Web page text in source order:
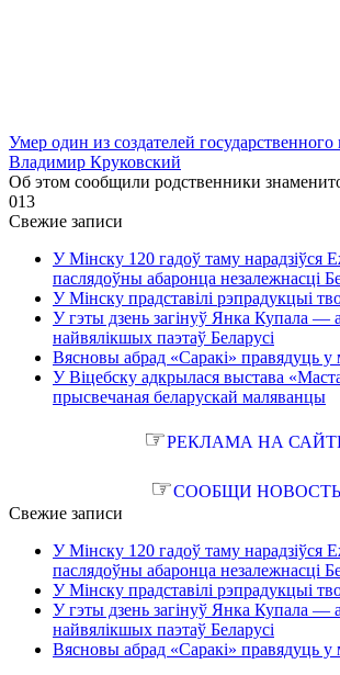
Умер один из создателей
Владимир Круковский
Об этом сообщили родственники
013
Свежие записи
У Мінску 120 гадоў таму
паслядоўны абаронца незалежнасці
У Мінску прадставілі рэпрадукцыі
У гэты дзень загінуў Янка Купала —
найвялікшых паэтаў Беларусі
Вясновы абрад «Саракі» правядуць у
У Віцебску адкрылася выстава
прысвечаная беларускай маляванцы
☞РЕКЛАМА НА
☞СООБЩИ НОВОСТЬ
Свежие записи
У Мінску 120 гадоў таму
паслядоўны абаронца незалежнасці
У Мінску прадставілі рэпрадукцыі
У гэты дзень загінуў Янка Купала —
найвялікшых паэтаў Беларусі
Вясновы абрад «Саракі» правядуць у